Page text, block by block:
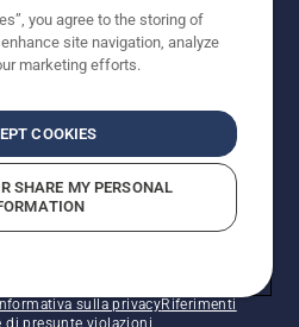
Tutti i diritti riservati. I prezzi
e arrotondati, non
di I.V.A. vigente. FERCAD SpA
Altavilla Vic. (VI) - Capitale
P.I. e C.F. 01252490246 -
sulla privacyRiferimenti
di presunte violazioni
you agree to the storing of
site navigation, analyze
marketing efforts.
COOKIES
SHARE MY PERSONAL